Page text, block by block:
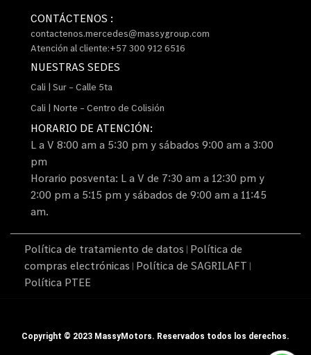
CONTÁCTENOS :
contactenos.mercedes@massygroup.com
Atención al cliente:+57 300 912 6516
NUESTRAS SEDES
Cali | Sur – Calle 5ta
Cali | Norte – Centro de Colisión
HORARIO DE ATENCIÓN:
L a V 8:00 am a 5:30 pm y sábados 9:00 am a 3:00
pm
Horario posventa: L a V de 7:30 am a 12:30 pm y
2:00 pm a 5:15 pm y sábados de 9:00 am a 11:45
am.
Política de tratamiento de datos | Política de
compras electrónicas | Política de SAGRILAFT |
Política PTEE
Copyright © 2023 MassyMotors. Reservados todos los derechos.